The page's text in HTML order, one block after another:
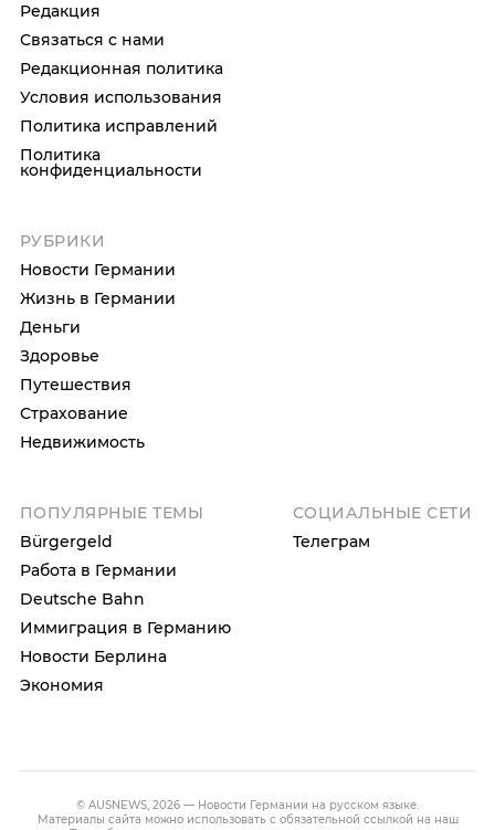
Редакция
Связаться с нами
Редакционная политика
Условия использования
Политика исправлений
Политика
конфиденциальности
РУБРИКИ
Новости Германии
Жизнь в Германии
Деньги
Здоровье
Путешествия
Страхование
Недвижимость
ПОПУЛЯРНЫЕ ТЕМЫ
Bürgergeld
Работа в Германии
Deutsche Bahn
Иммиграция в Германию
Новости Берлина
Экономия
СОЦИАЛЬНЫЕ СЕТИ
Телеграм
© AUSNEWS, 2026 — Новости Германии на русском языке.
Материалы сайта можно использовать с обязательной ссылкой на наш